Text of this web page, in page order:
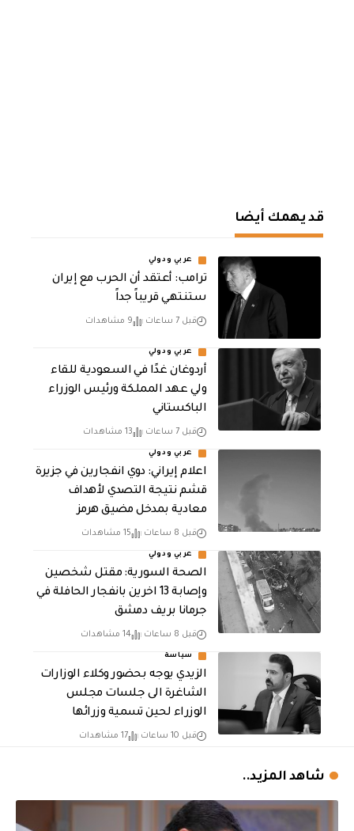
قد يهمك أيضا
عربي ودولي
‏ترامب: أعتقد أن الحرب مع إيران
ستنتهي قريباً جداً
قبل 7 ساعات 9 مشاهدات
عربي ودولي
أردوغان غدًا في السعودية للقاء
ولي عهد المملكة ورئيس الوزراء
الباكستاني
قبل 7 ساعات 13 مشاهدات
عربي ودولي
اعلام إيراني: دوي انفجارين في جزيرة
قشم نتيجة التصدي لأهداف
معادية بمدخل مضيق هرمز
قبل 8 ساعات 15 مشاهدات
عربي ودولي
الصحة السورية: مقتل شخصين
وإصابة 13 اخرين بانفجار الحافلة في
جرمانا بريف دمشق
قبل 8 ساعات 14 مشاهدات
سياسة
الزيدي يوجه بحضور وكلاء الوزارات
الشاغرة الى جلسات مجلس
الوزراء لحين تسمية وزرائها
قبل 10 ساعات 17 مشاهدات
شاهد المزيد..